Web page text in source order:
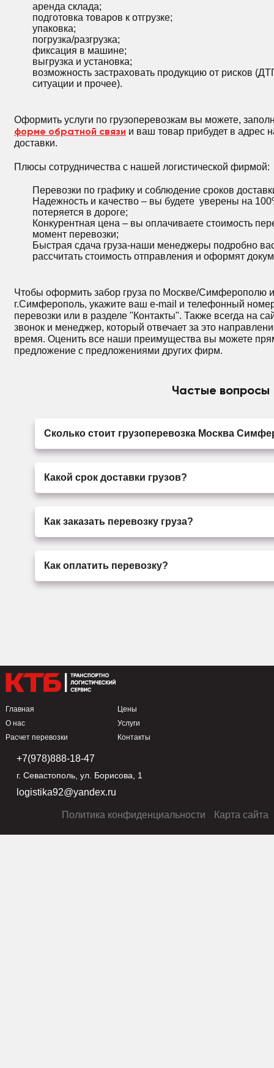
аренда склада;
подготовка товаров к отгрузке;
упаковка;
погрузка/разгрузка;
фиксация в машине;
выгрузка и установка;
возможность застраховать продукцию от рисков
ситуации и прочее).
Оформить услуги по грузоперевозкам вы можете,
форме обратной связи и ваш товар прибудет в адрес
доставки.
Плюсы сотрудничества с нашей логистической фирмой:
Перевозки по графику и соблюдение сроков
Надежность и качество – вы будете уверены на
потеряется в дороге;
Конкурентная цена – вы оплачиваете стоимость
момент перевозки;
Быстрая сдача груза-наши менеджеры подробно
рассчитать стоимость отправления и оформят
Чтобы оформить забор груза по Москве/Симферополю
г.Симферополь, укажите ваш e-mail и телефонный
перевозки или в разделе "Контакты". Также всегда на
звонок и менеджер, который отвечает за это
время. Оценить все наши преимущества вы можете
предложение с предложениями других фирм.
Частые вопросы
Сколько стоит грузоперевозка Москва
Какой срок доставки грузов?
Как заказать перевозку груза?
Как оплатить перевозку?
Главная
О нас
Расчет перевозки
Цены
Услуги
Контакты
+7(978)888-18-47
г. Севастополь, ул. Борисова, 1
logistika92@yandex.ru
Политика конфиденциальности Карта сайта